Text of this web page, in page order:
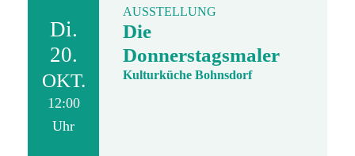
Di.
20.
OKT.
12:00
Uhr
AUSSTELLUNG
Die
Donnerstagsmaler
Kulturküche Bohnsdorf